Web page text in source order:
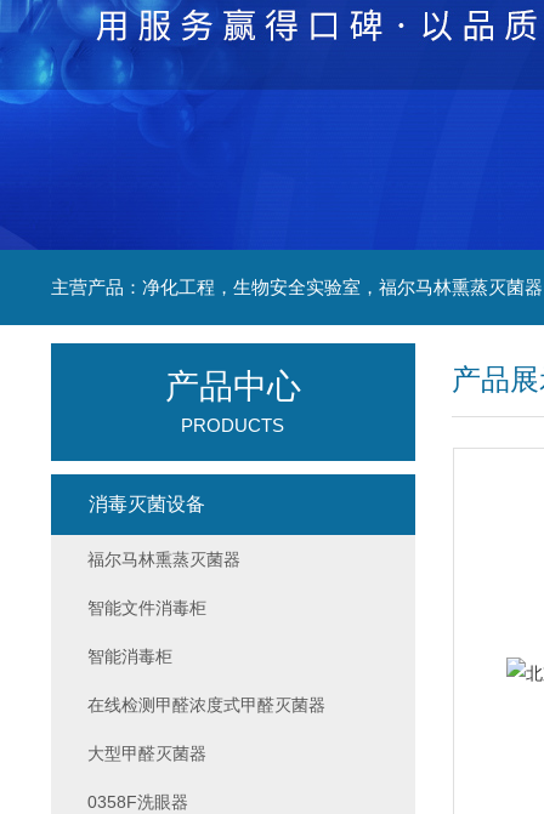
产品
产品中心
PRODUCTS
消毒灭菌设备
福尔马林熏蒸灭菌器
智能文件消毒柜
智能消毒柜
在线检测甲醛浓度式甲醛灭菌器
大型甲醛灭菌器
0358F洗眼器